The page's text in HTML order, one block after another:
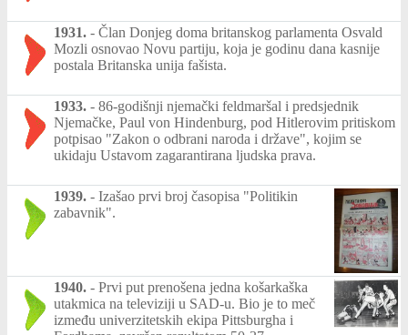
1931. - Član Donjeg doma britanskog parlamenta Osvald
Mozli osnovao Novu partiju, koja je godinu dana kasnije
postala Britanska unija fašista.
1933. - 86-godišnji njemački feldmaršal i predsjednik
Njemačke, Paul von Hindenburg, pod Hitlerovim pritiskom
potpisao "Zakon o odbrani naroda i države", kojim se
ukidaju Ustavom zagarantirana ljudska prava.
1939. - Izašao prvi broj časopisa "Politikin
zabavnik".
1940. - Prvi put prenošena jedna košarkaška
utakmica na televiziji u SAD-u. Bio je to meč
između univerzitetskih ekipa Pittsburgha i